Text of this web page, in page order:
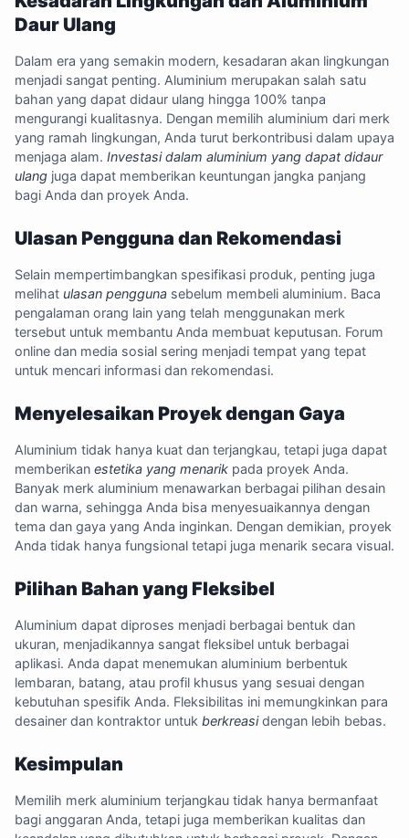
Daur Ulang
Dalam era yang semakin modern, kesadaran akan lingkungan
menjadi sangat penting. Aluminium merupakan salah satu
bahan yang dapat didaur ulang hingga 100% tanpa
mengurangi kualitasnya. Dengan memilih aluminium dari merk
yang ramah lingkungan, Anda turut berkontribusi dalam upaya
menjaga alam. Investasi dalam aluminium yang dapat didaur
ulang juga dapat memberikan keuntungan jangka panjang
bagi Anda dan proyek Anda.
Ulasan Pengguna dan Rekomendasi
Selain mempertimbangkan spesifikasi produk, penting juga
melihat ulasan pengguna sebelum membeli aluminium. Baca
pengalaman orang lain yang telah menggunakan merk
tersebut untuk membantu Anda membuat keputusan. Forum
online dan media sosial sering menjadi tempat yang tepat
untuk mencari informasi dan rekomendasi.
Menyelesaikan Proyek dengan Gaya
Aluminium tidak hanya kuat dan terjangkau, tetapi juga dapat
memberikan estetika yang menarik pada proyek Anda.
Banyak merk aluminium menawarkan berbagai pilihan desain
dan warna, sehingga Anda bisa menyesuaikannya dengan
tema dan gaya yang Anda inginkan. Dengan demikian, proyek
Anda tidak hanya fungsional tetapi juga menarik secara visual.
Pilihan Bahan yang Fleksibel
Aluminium dapat diproses menjadi berbagai bentuk dan
ukuran, menjadikannya sangat fleksibel untuk berbagai
aplikasi. Anda dapat menemukan aluminium berbentuk
lembaran, batang, atau profil khusus yang sesuai dengan
kebutuhan spesifik Anda. Fleksibilitas ini memungkinkan para
desainer dan kontraktor untuk berkreasidengan lebih bebas.
Kesimpulan
Memilih merk aluminium terjangkau tidak hanya bermanfaat
bagi anggaran Anda, tetapi juga memberikan kualitas dan